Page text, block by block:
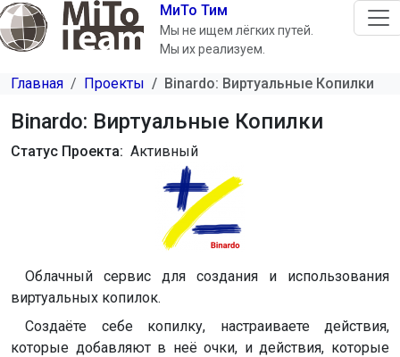
Перейти к основному содержанию
МиТо Тим
Мы не ищем лёгких путей.
Мы их реализуем.
Главная Проекты Binardo: Виртуальные Копилки
Binardo: Виртуальные Копилки
Статус Проекта Активный
Облачный сервис для создания и использования
виртуальных копилок.
Создаёте себе копилку, настраиваете действия,
которые добавляют в неё очки, и действия, которые